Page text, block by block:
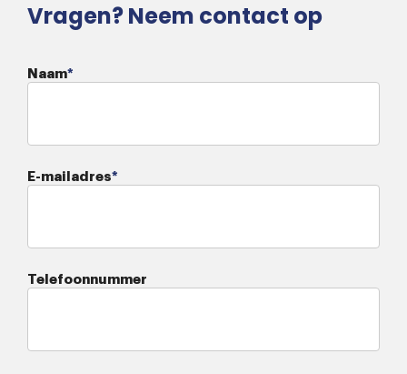
Vragen? Neem contact op
Naam*
E-mailadres*
Telefoonnummer